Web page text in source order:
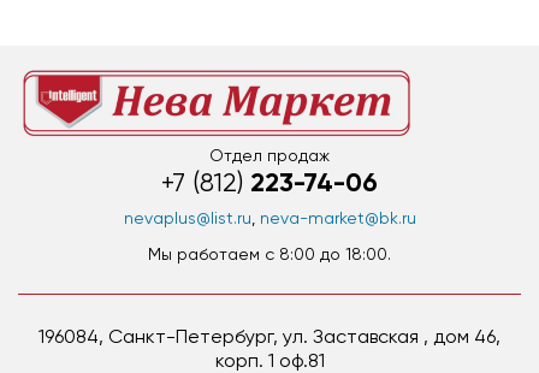
Отдел продаж
+7 (812) 223-74-06
nevaplus@list.ru neva-market@bk.ru
Мы работаем c 8:00 до 18:00.
196084, Санкт-Петербург, ул. Заставская , дом 46,
корп. 1 оф.81